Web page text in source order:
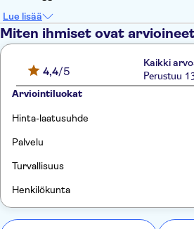
Lue lisää
Miten ihmiset ovat
4,4/5
Kaikki
Perustuu
Arviointiluokat
Hinta-laatusuhde
Palvelu
Turvallisuus
Henkilökunta